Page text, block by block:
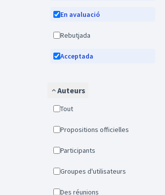
En avaluació
Rebutjada
Acceptada
Auteurs
Tout
Propositions officielles
Participants
Groupes d'utilisateurs
Des réunions